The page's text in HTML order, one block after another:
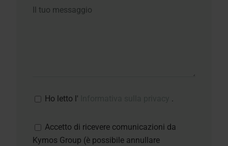
Ho letto l' .
Accetto di ricevere comunicazioni da
Kymos Group (è possibile annullare